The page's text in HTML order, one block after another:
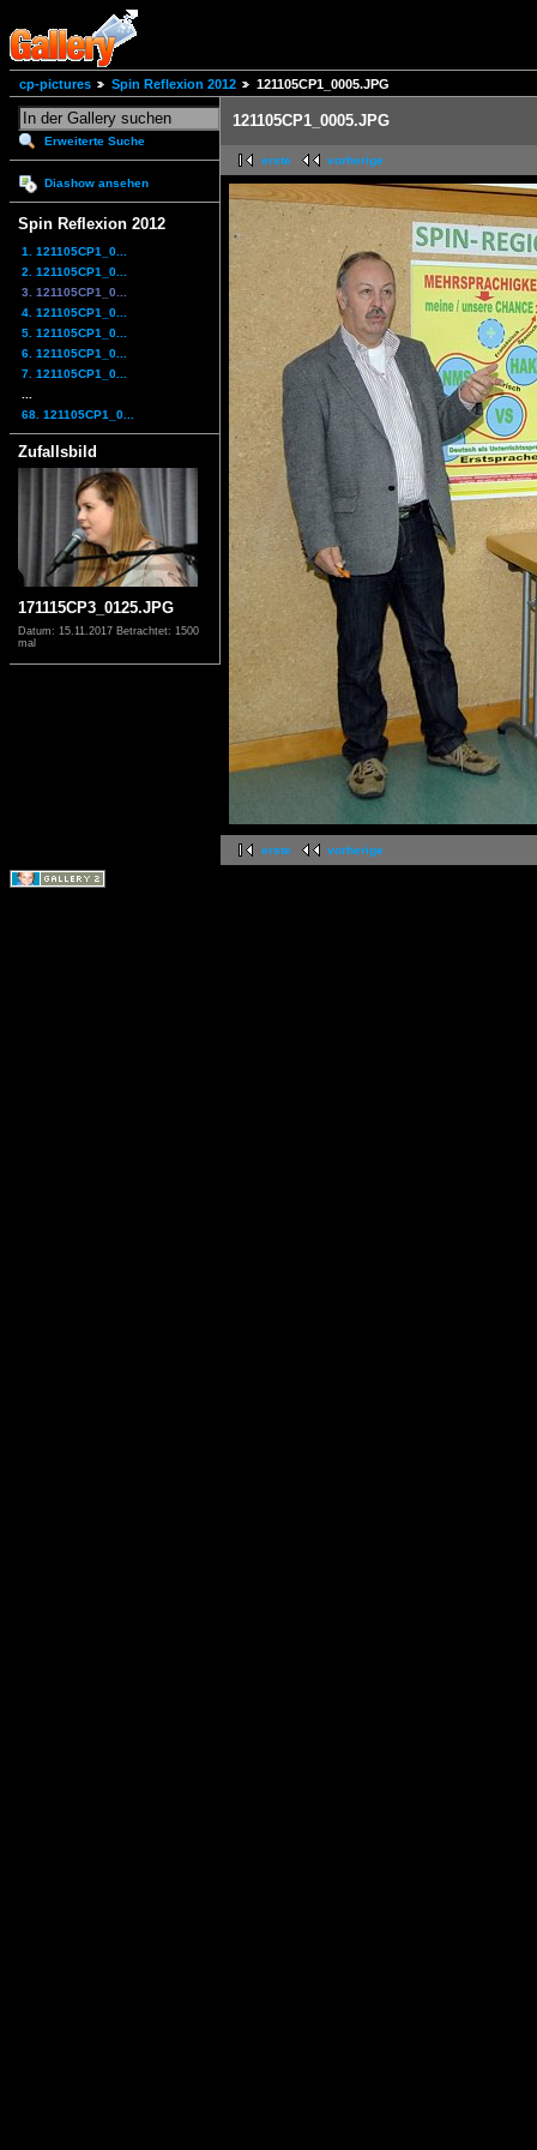
cp-pictures Spin Reflexion 2012 121105CP1_0005.JPG
Erweiterte Suche
Diashow ansehen
Spin Reflexion 2012
1. 121105CP1_0...
2. 121105CP1_0...
3. 121105CP1_0...
4. 121105CP1_0...
5. 121105CP1_0...
6. 121105CP1_0...
7. 121105CP1_0...
68. 121105CP1_0...
Zufallsbild
171115CP3_0125.JPG
Datum: 15.11.2017 Betrachtet: 1500
mal
121105CP1_0005.JPG
erste vorherige
erste vorherige